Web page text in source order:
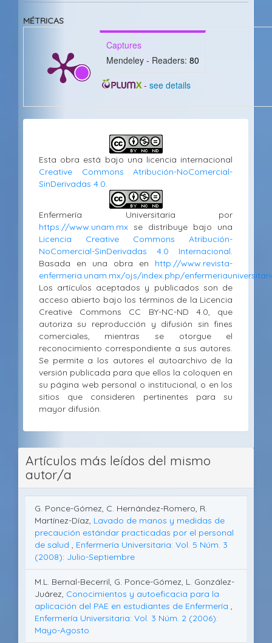
MÉTRICAS
Captures
Mendeley - Readers: 80
-see details
Esta obra está bajo una licencia internacional
Creative Commons Atribución-NoComercial-
SinDerivadas 4.0.
Enfermería Universitaria por
https://www.unam.mxse distribuye bajo una
Licencia Creative Commons Atribución-
NoComercial-SinDerivadas 4.0 Internacional.
Basada en una obra en http://www.revista-
enfermeria.unam.mx/ojs/index.php/
Los artículos aceptados y publicados son de
acceso abierto bajo los términos de la Licencia
Creative Commons CC BY-NC-ND 4.0, que
autoriza su reproducción y difusión sin fines
comerciales, mientras se otorgue el
reconocimiento correspondiente a sus autores.
Se permite a los autores el autoarchivo de la
versión publicada para que ellos la coloquen en
su página web personal o institucional, o en los
sitios que consideren pertinentes para su
mayor difusión.
Artículos más leídos del mismo
autor/a
G. Ponce-Gómez, C. Hernández-Romero, R.
Martínez-Díaz, Lavado de manos y medidas de
precaución estándar practicadas por el personal
de salud , Enfermería Universitaria: Vol. 5 Núm. 3
(2008): Julio-Septiembre
M.L. Bernal-Becerril, G. Ponce-Gómez, L. González-
Juárez, Conocimientos y autoeficacia para la
aplicación del PAE en estudiantes de Enfermería ,
Enfermería Universitaria: Vol. 3 Núm. 2 (2006):
Mayo-Agosto